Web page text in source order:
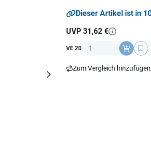
Dieser Artikel ist in
UVP 31,62 €
VE 20 Anzahl
Zum Vergleich hinzufügen